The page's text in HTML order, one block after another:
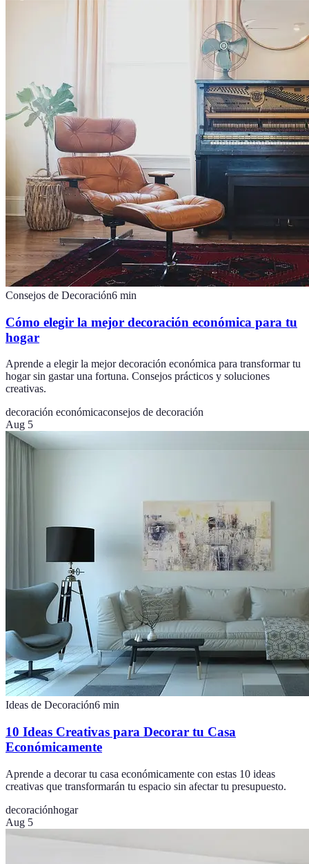
Consejos de Decoración6 min
Cómo elegir la mejor decoración económica para tu
hogar
Aprende a elegir la mejor decoración económica para transformar tu
hogar sin gastar una fortuna. Consejos prácticos y soluciones
creativas.
decoración económicaconsejos de decoración
Aug 5
Ideas de Decoración6 min
10 Ideas Creativas para Decorar tu Casa
Económicamente
Aprende a decorar tu casa económicamente con estas 10 ideas
creativas que transformarán tu espacio sin afectar tu presupuesto.
decoraciónhogar
Aug 5